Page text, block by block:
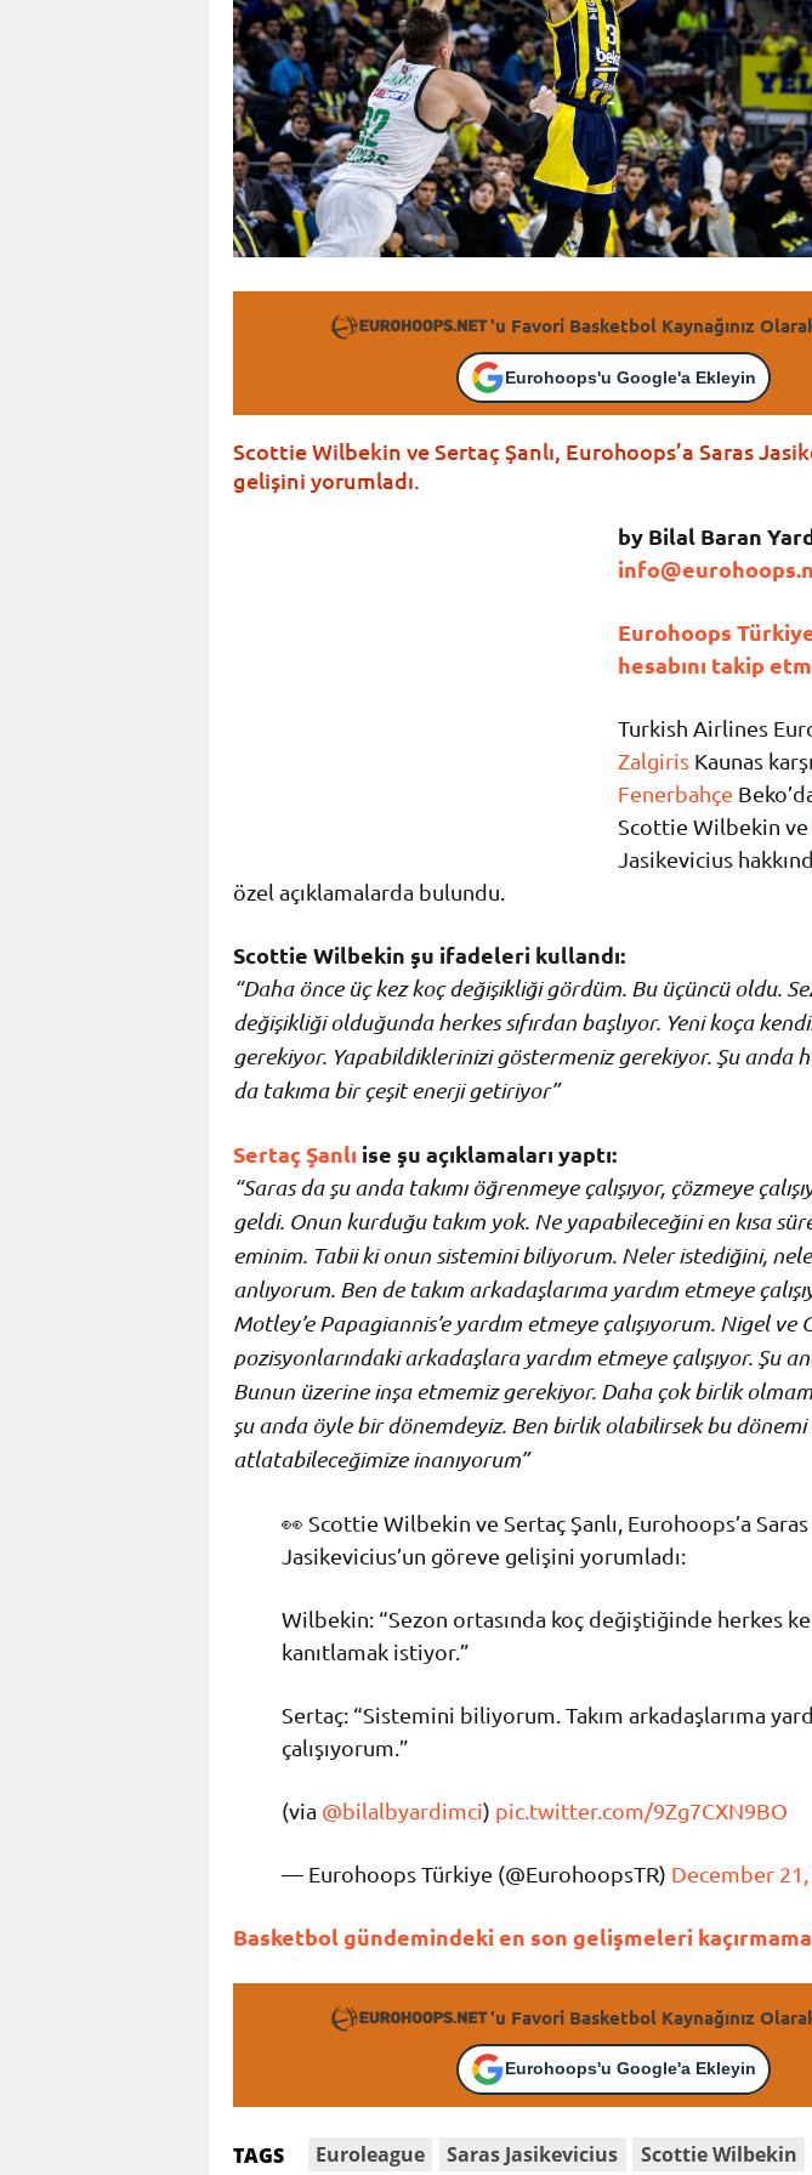
'u Favori Basketbol Kaynağınız
Eurohoops'u Google'a Ekleyin
Scottie Wilbekin ve Sertaç Şanlı, Eurohoops’a Saras
gelişini yorumladı.
by Bilal Baran
Eurohoops
hesabını takip
Turkish Airlines
ZalgirisKaunas
Fenerbahçe
Scottie Wilbekin ve
Jasikevicius
özel açıklamalarda bulundu.
Scottie Wilbekin şu ifadeleri kullandı:
“Daha önce üç kez koç değişikliği gördüm. Bu üçüncü oldu.
değişikliği olduğunda herkes sıfırdan başlıyor. Yeni koça
gerekiyor. Yapabildiklerinizi göstermeniz gerekiyor. Şu anda
da takıma bir çeşit enerji getiriyor”
Sertaç Şanlı ise şu açıklamaları yaptı:
“Saras da şu anda takımı öğrenmeye çalışıyor, çözmeye
geldi. Onun kurduğu takım yok. Ne yapabileceğini en kısa
eminim. Tabii ki onun sistemini biliyorum. Neler istediğini,
anlıyorum. Ben de takım arkadaşlarıma yardım etmeye
Motley’e Papagiannis’e yardım etmeye çalışıyorum. Nigel ve
pozisyonlarındaki arkadaşlara yardım etmeye çalışıyor. Şu
Bunun üzerine inşa etmemiz gerekiyor. Daha çok birlik
şu anda öyle bir dönemdeyiz. Ben birlik olabilirsek bu dönemi
atlatabileceğimize inanıyorum”
👀 Scottie Wilbekin ve Sertaç Şanlı, Eurohoops’a Saras
Jasikevicius’un göreve gelişini yorumladı:
Wilbekin: “Sezon ortasında koç değiştiğinde herkes
kanıtlamak istiyor.”
Sertaç: “Sistemini biliyorum. Takım arkadaşlarıma
çalışıyorum.”
(via @bilalbyardimci) pic.twitter.com/9Zg7CXN9BO
— Eurohoops Türkiye (@EurohoopsTR) December
Basketbol gündemindeki en son gelişmeleri
'u Favori Basketbol Kaynağınız
Eurohoops'u Google'a Ekleyin
TAGS Euroleague Saras Jasikevicius Scottie Wilbekin